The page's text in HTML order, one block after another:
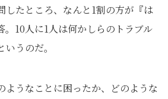
したところ、なんと1割の方が『は
。10人に1人は何かしらのトラブル
うのだ。
ようなことに困ったか、どのような